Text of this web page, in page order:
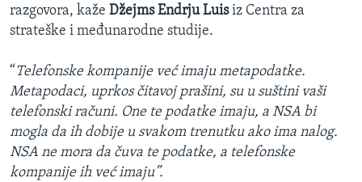
razgovora, kaže Džejms Endrju Luisiz Centra za
strateške i međunarodne studije.
“Telefonske kompanije već imaju metapodatke.
Metapodaci, uprkos čitavoj prašini, su u suštini vaši
telefonski računi. One te podatke imaju, a NSA bi
mogla da ih dobije u svakom trenutku ako ima nalog.
NSA ne mora da čuva te podatke, a telefonske
kompanije ih već imaju”.